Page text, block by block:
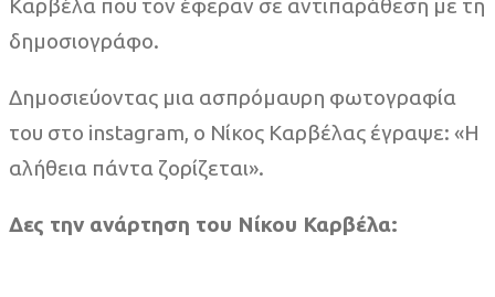
Καρβέλα που τον έφεραν σε αντιπαράθεση με τη
δημοσιογράφο.
Δημοσιεύοντας μια ασπρόμαυρη φωτογραφία
του στο instagram, ο Νίκος Καρβέλας έγραψε: «Η
αλήθεια πάντα ζορίζεται».
Δες την ανάρτηση του Νίκου Καρβέλα: